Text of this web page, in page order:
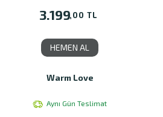
3.199,00 TL
HEMEN AL
Warm Love
Aynı Gün Teslimat